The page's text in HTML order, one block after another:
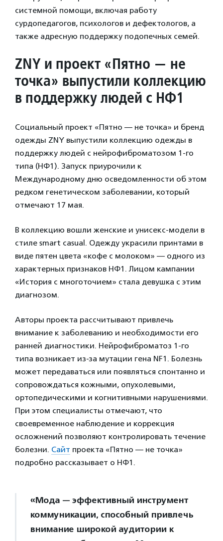
системной помощи, включая работу
сурдопедагогов, психологов и дефектологов, а
также адресную поддержку подопечных семей.
ZNY и проект «Пятно — не
точка» выпустили коллекцию
в поддержку людей с НФ1
Социальный проект «Пятно — не точка» и бренд
одежды ZNY выпустили коллекцию одежды в
поддержку людей с нейрофиброматозом 1-го
типа (НФ1). Запуск приурочили к
Международному дню осведомленности об этом
редком генетическом заболевании, который
отмечают 17 мая.
В коллекцию вошли женские и унисекс-модели в
стиле smart casual. Одежду украсили принтами в
виде пятен цвета «кофе с молоком» — одного из
характерных признаков НФ1. Лицом кампании
«История с многоточием» стала девушка с этим
диагнозом.
Авторы проекта рассчитывают привлечь
внимание к заболеванию и необходимости его
ранней диагностики. Нейрофиброматоз 1-го
типа возникает из-за мутации гена NF1. Болезнь
может передаваться или появляться спонтанно и
сопровождаться кожными, опухолевыми,
ортопедическими и когнитивными нарушениями.
При этом специалисты отмечают, что
своевременное наблюдение и коррекция
осложнений позволяют контролировать течение
болезни. Сайт проекта «Пятно — не точка»
подробно рассказывает о НФ1.
«Мода — эффективный инструмент
коммуникации, способный привлечь
внимание широкой аудитории к